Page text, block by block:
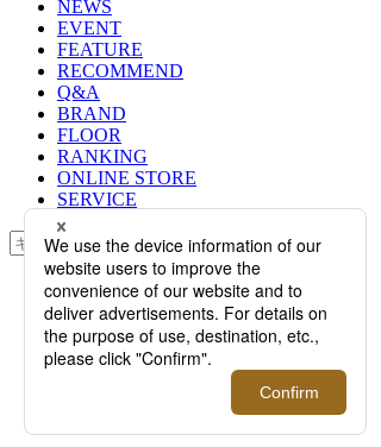
NEWS
EVENT
FEATURE
RECOMMEND
Q&A
BRAND
FLOOR
RANKING
ONLINE STORE
SERVICE
検索
TOP
PHOTO
＜コロニークロージング＞｜＜パラ
ブーツ＞はじめ豪華コラボが実現！
日本初上陸ブランドも登場するポッ